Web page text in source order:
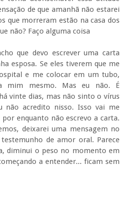
de que amanhã não estarei
que morreram estão na casa dos
não? Faço alguma coisa
que devo escrever uma carta
esposa. Se eles tiverem que me
e me colocar em um tubo,
mim mesmo. Mas eu não. É
vinte dias, mas não sinto o vírus
não acredito nisso. Isso vai me
enquanto não escrevo a carta.
deixarei uma mensagem no
de amor oral. Parece
diminui o peso no momento em
a entender... ficam sem